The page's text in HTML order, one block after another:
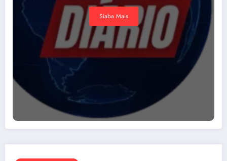
Siaba Mais